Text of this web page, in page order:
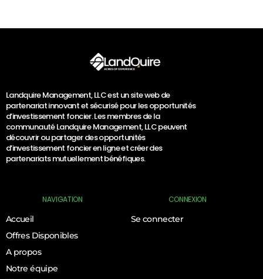
Landquire Management, LLC est un site web de
partenariat innovant et sécurisé pour les opportunités
d’investissement foncier. Les membres de la
communauté Landquire Management, LLC peuvent
découvrir ou partager des opportunités
d’investissement foncier en ligne et créer des
partenariats mutuellement bénéfiques.
NAVIGATION
Accueil
Offres Disponibles
A propos
Notre équipe
CONNEXION
Se connecter